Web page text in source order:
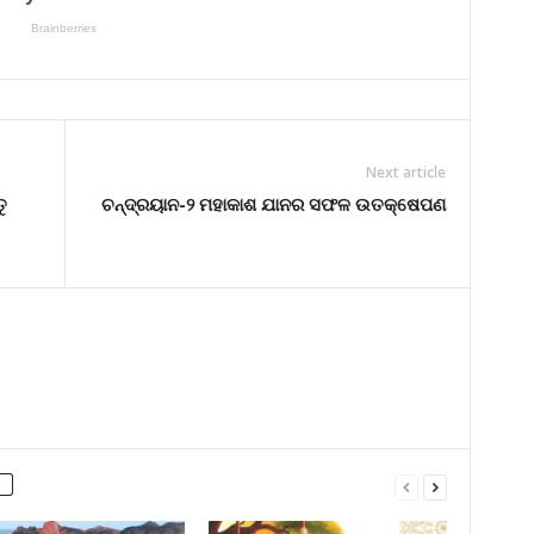
Next article
ଚନ୍ଦ୍ରୟାନ-୨ ମହାକାଶ ଯାନର ସଫଳ ଉତକ୍ଷେପଣ